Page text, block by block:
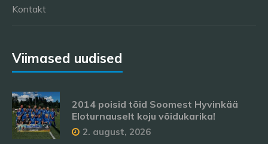
Kontakt
Viimased uudised
2014 poisid tõid Soomest Hyvinkää
Eloturnauselt koju võidukarika!
2. august, 2026